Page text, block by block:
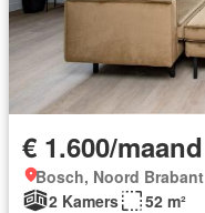
€ 1.600/maand
Bosch, Noord Brabant
2 Kamers
52 m²